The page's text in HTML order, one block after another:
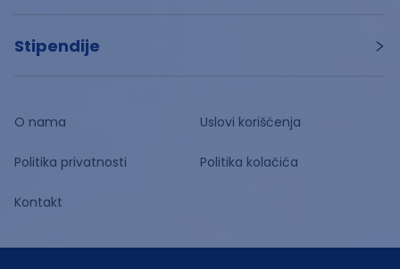
Stipendije
O nama Uslovi korišćenja
Politika privatnosti Politika kolačića
Kontakt